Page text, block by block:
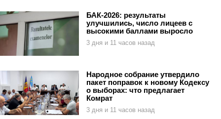
БАК-2026: результаты
улучшились, число лицеев с
высокими баллами выросло
3 дня и 11 часов назад
Народное собрание утвердило
пакет поправок к новому Кодексу
о выборах: что предлагает
Комрат
3 дня и 11 часов назад